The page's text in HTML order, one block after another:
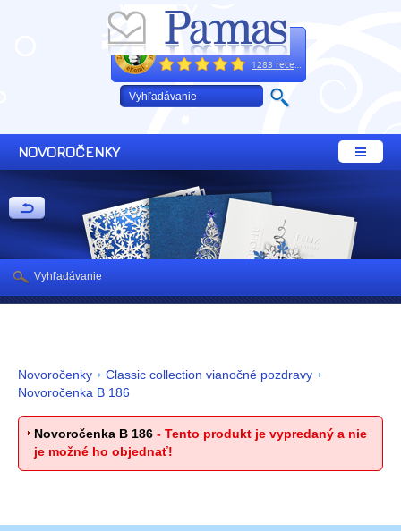
+421 32 64 02 660
Excelentne
1283 recenzií
NOVOROČENKY
Novoročenky
Classic collection vianočné pozdravy
Novoročenka B 186
Novoročenka B 186 - Tento produkt je vypredaný a nie
je možné ho objednať!
Vyhľadávanie